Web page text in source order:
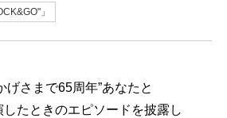
」
さまで65周年”あなたと
たときのエピソードを披露し